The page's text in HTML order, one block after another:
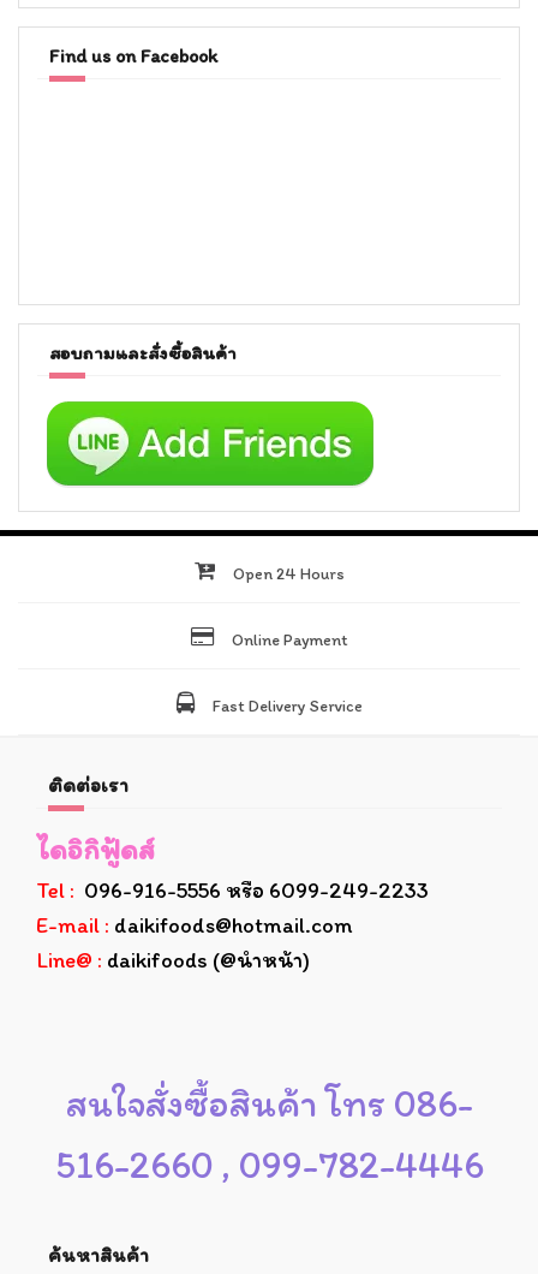
Find us on Facebook
สอบถามและสั่งซื้อสินค้า
Open 24 Hours
Online Payment
Fast Delivery Service
ติดต่อเรา
ไดอิกิฟู้ดส์
Tel : 096-916-5556 หรือ 6099-249-2233
E-mail : daikifoods@hotmail.com
Line@ : daikifoods (@นำหน้า)
สนใจสั่งซื้อสินค้า โทร 086-
516-2660 , 099-782-4446
ค้นหาสินค้า